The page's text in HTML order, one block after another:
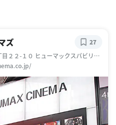
ズ
２２-１０ ヒューマックスパビリオ
り６階・８階
27